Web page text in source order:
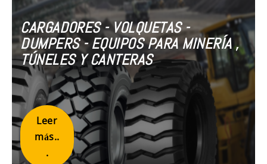
CARGADORES - VOLQUETAS -
DUMPERS - EQUIPOS PARA MINERÍA ,
TÚNELES Y CANTERAS
Leer
más..
.